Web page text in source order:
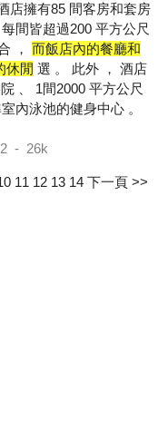
店擁有85 間客房和套房
間皆超過200 平方公尺
， 而飯店內的餐廳和
休閒 選 。 此外 ， 酒店
、 1間2000 平方公尺
內泳池的健身中心 。
- 26k
11 12 13 14 下一頁 >>